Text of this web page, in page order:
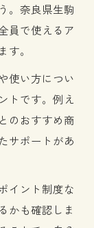
の関係性
スの魅力
た日常生
豊かにす
向上
。奈良県生駒
員で使えるア
。
使い方につい
トです。例え
のおすすめ商
サポートがあ
イント制度な
かも確認しま